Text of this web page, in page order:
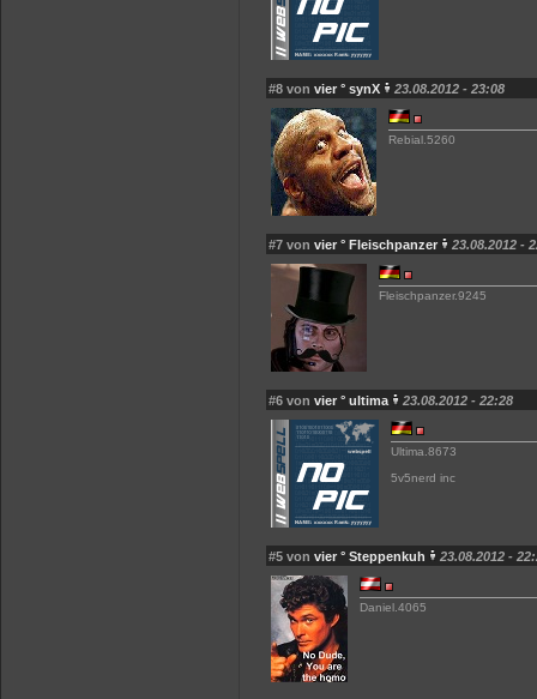
#8 von vier ° synX 23.08.2012 - 23:08
Rebial.5260
#7 von vier ° Fleischpanzer 23.08.2012 -
Fleischpanzer.9245
#6 von vier ° ultima 23.08.2012 - 22:28
Ultima.8673
5v5nerd inc
#5 von vier ° Steppenkuh 23.08.2012 -
Daniel.4065